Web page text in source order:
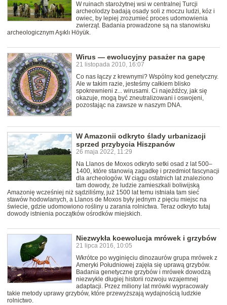
W ruinach starożytnej wsi w centralnej Turcji
archeolodzy badają osady soli z moczu ludzi, kóz i
owiec, by lepiej zrozumieć proces udomowienia
zwierząt. Badania prowadzone są na stanowisku
archeologicznym Aşıklı Höyük.
Wirus — ewolucyjny pasażer na gapę
21 listopada 2010, 16:07
Co nas łączy z krewnymi? Wspólny kod genetyczny.
Ale w takim razie, jesteśmy całkiem blisko
spokrewnieni z... wirusami. Ci najeźdźcy, jak się
okazuje, mogą być zneutralizowani i oswojeni,
pozostając na zawsze w naszym DNA.
W Amazonii odkryto ślady urbanizacji
sprzed przybycia Hiszpanów
26 maja 2022, 11:29
Na Llanos de Moxos odkryto setki osad z lat 500–
1400, które stanowią zagadkę i przedmiot fascynacji
dla archeologów. W ciągu ostatnich lat znaleziono
tam dowody, że ludzie zamieszkali boliwijską
Amazonię wcześniej niż sądziliśmy, już 1500 lat temu istniała tam sieć
stawów hodowlanych, a Llanos de Moxos były jednym z pięciu miejsc na
świecie, gdzie udomowiono rośliny u zarania rolnictwa. Teraz odkryto tutaj
dowody istnienia początków ośrodków miejskich.
Niezwykła koewolucja mrówek i grzybów
21 lipca 2016, 10:05
Wkrótce po wyginięciu dinozaurów grupa mrówek z
Ameryki Południowej zajęła się uprawą grzybów.
Badania genetyczne grzybów i mrówek dowodzą
niezwykle długiej historii rozwoju wzajemnej
adaptacji. Przez miliony lat mrówki wypracowały
takie metody uprawy grzybów, które przewyższają wydajnością ludzkie
rolnictwo.